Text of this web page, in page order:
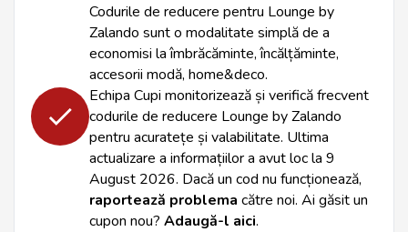
Codurile de reducere pentru Lounge by
Zalando sunt o modalitate simplă de a
economisi la îmbrăcăminte, încălțăminte,
accesorii modă, home&deco.
Echipa Cupi monitorizează și verifică frecvent
codurile de reducere Lounge by Zalando
pentru acuratețe și valabilitate. Ultima
actualizare a informațiilor a avut loc la 9
August 2026. Dacă un cod nu funcționează,
raportează problema către noi. Ai găsit un
cupon nou? Adaugă-l aici.